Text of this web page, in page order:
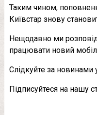
Таким чином,
Київстар знову
Нещодавно ми
працювати новий
Слідкуйте за новинами
Підписуйтеся на нашу